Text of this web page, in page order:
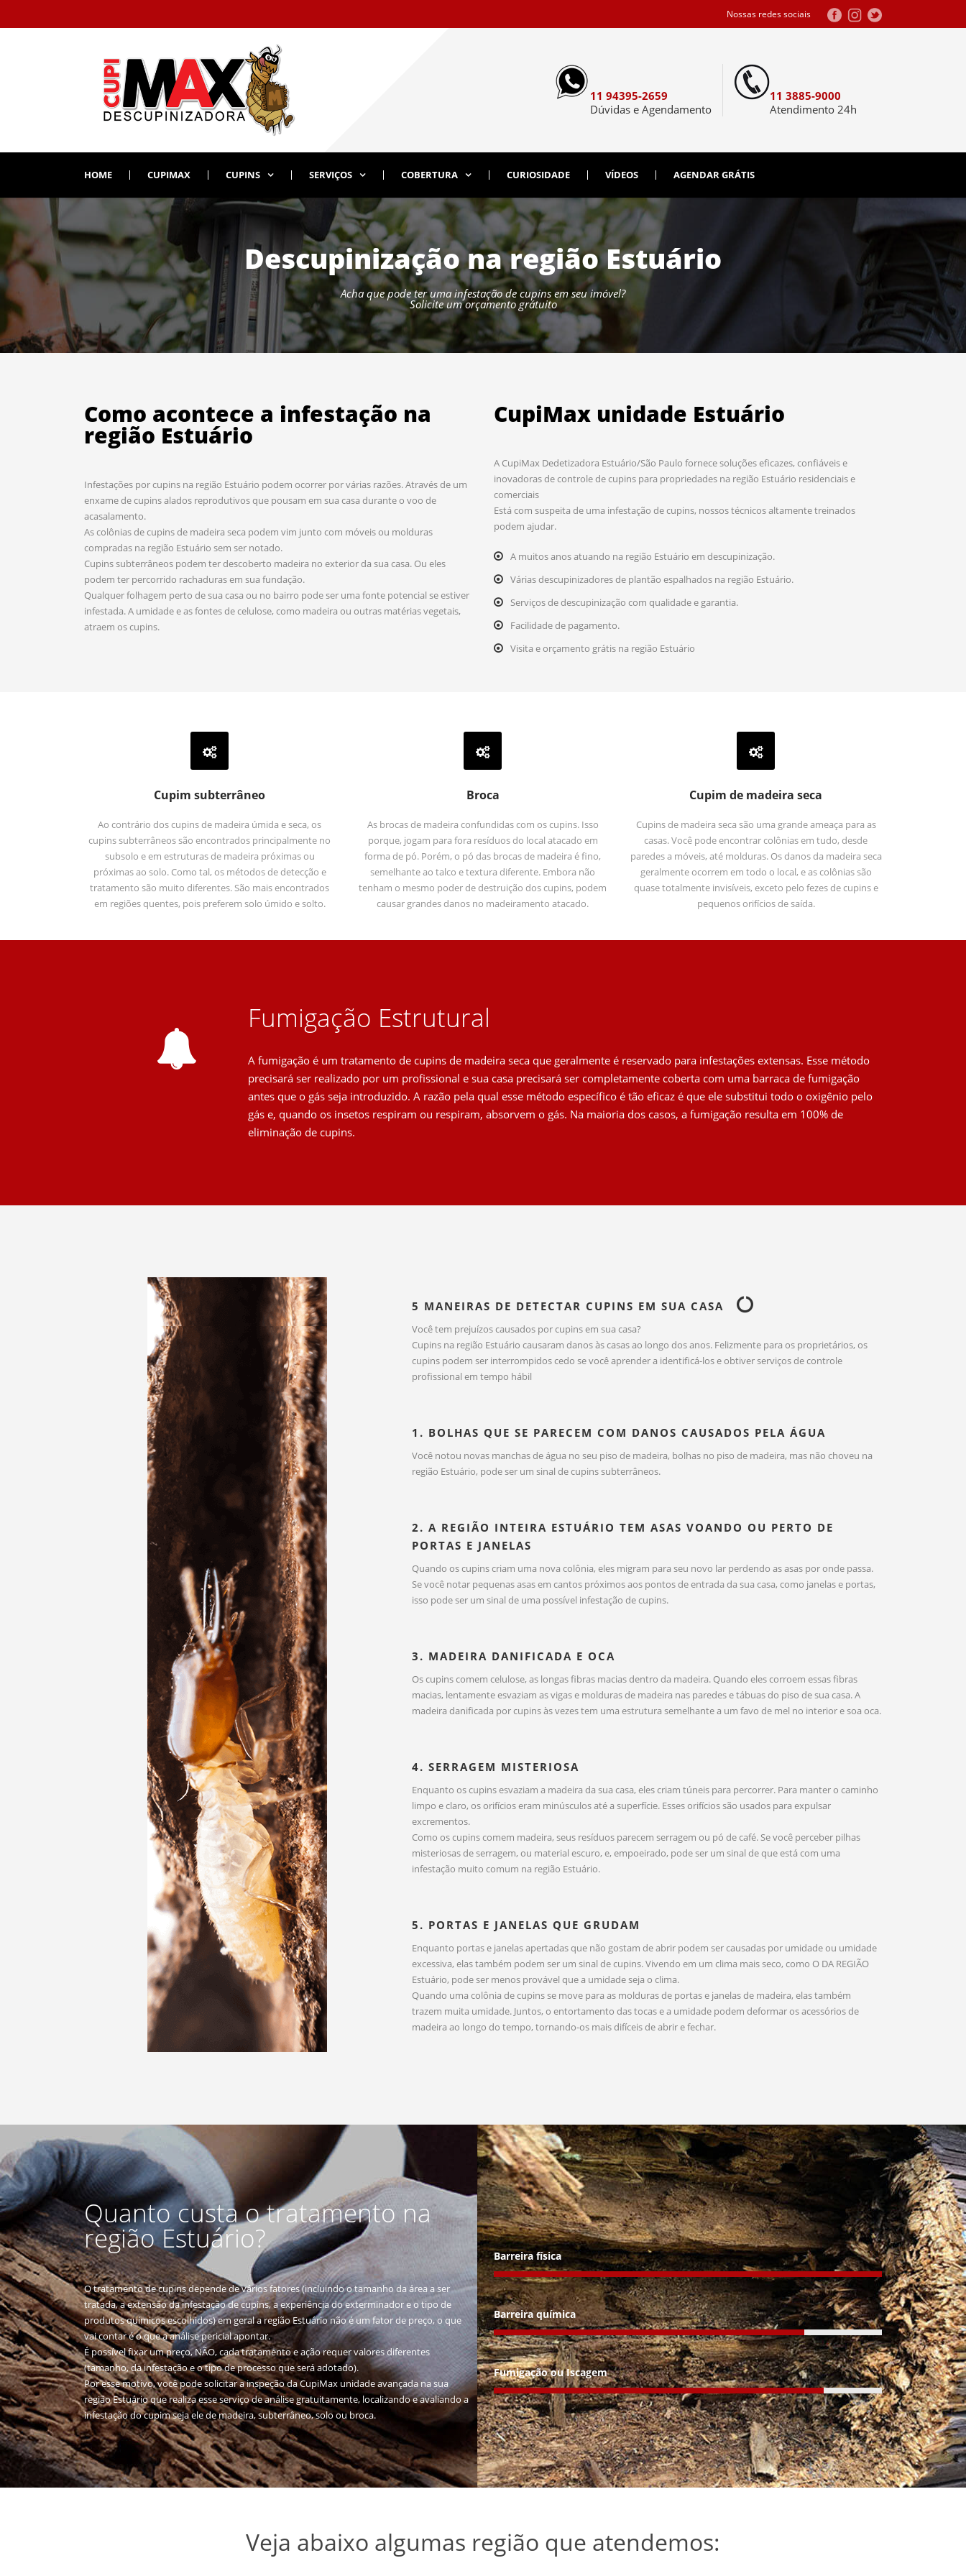
Nossas redes sociais
11 94395-2659
Dúvidas e Agendamento
11 3885-9000
Atendimento 24h
HOME CUPIMAX CUPINS SERVIÇOS COBERTURA CURIOSIDADE VÍDEOS AGENDAR GRÁTIS
Descupinização na região Estuário
Acha que pode ter uma infestação de cupins em seu imóvel?
Solicite um orçamento grátuito
Como acontece a infestação na
região Estuário
Infestações por cupins na região Estuário podem ocorrer por várias razões. Através de um
enxame de cupins alados reprodutivos que pousam em sua casa durante o voo de
acasalamento.
As colônias de cupins de madeira seca podem vim junto com móveis ou molduras
compradas na região Estuário sem ser notado.
Cupins subterrâneos podem ter descoberto madeira no exterior da sua casa. Ou eles
podem ter percorrido rachaduras em sua fundação.
Qualquer folhagem perto de sua casa ou no bairro pode ser uma fonte potencial se estiver
infestada. A umidade e as fontes de celulose, como madeira ou outras matérias vegetais,
atraem os cupins.
CupiMax unidade Estuário
A CupiMax Dedetizadora Estuário/São Paulo fornece soluções eficazes, confiáveis e
inovadoras de controle de cupins para propriedades na região Estuário residenciais e
comerciais
Está com suspeita de uma infestação de cupins, nossos técnicos altamente treinados
podem ajudar.
A muitos anos atuando na região Estuário em descupinização.
Várias descupinizadores de plantão espalhados na região Estuário.
Serviços de descupinização com qualidade e garantia.
Facilidade de pagamento.
Visita e orçamento grátis na região Estuário
Cupim subterrâneo
Ao contrário dos cupins de madeira úmida e seca, os
cupins subterrâneos são encontrados principalmente no
subsolo e em estruturas de madeira próximas ou
próximas ao solo. Como tal, os métodos de detecção e
tratamento são muito diferentes. São mais encontrados
em regiões quentes, pois preferem solo úmido e solto.
Broca
As brocas de madeira confundidas com os cupins. Isso
porque, jogam para fora resíduos do local atacado em
forma de pó. Porém, o pó das brocas de madeira é fino,
semelhante ao talco e textura diferente. Embora não
tenham o mesmo poder de destruição dos cupins, podem
causar grandes danos no madeiramento atacado.
Cupim de madeira seca
Cupins de madeira seca são uma grande ameaça para as
casas. Você pode encontrar colônias em tudo, desde
paredes a móveis, até molduras. Os danos da madeira seca
geralmente ocorrem em todo o local, e as colônias são
quase totalmente invisíveis, exceto pelo fezes de cupins e
pequenos orifícios de saída.
Fumigação Estrutural
A fumigação é um tratamento de cupins de madeira seca que geralmente é reservado para infestações extensas. Esse método
precisará ser realizado por um profissional e sua casa precisará ser completamente coberta com uma barraca de fumigação
antes que o gás seja introduzido. A razão pela qual esse método específico é tão eficaz é que ele substitui todo o oxigênio pelo
gás e, quando os insetos respiram ou respiram, absorvem o gás. Na maioria dos casos, a fumigação resulta em 100% de
eliminação de cupins.
5 MANEIRAS DE DETECTAR CUPINS EM SUA CASA
Você tem prejuízos causados por cupins em sua casa?
Cupins na região Estuário causaram danos às casas ao longo dos anos. Felizmente para os proprietários, os
cupins podem ser interrompidos cedo se você aprender a identificá-los e obtiver serviços de controle
profissional em tempo hábil
1. BOLHAS QUE SE PARECEM COM DANOS CAUSADOS PELA ÁGUA
Você notou novas manchas de água no seu piso de madeira, bolhas no piso de madeira, mas não choveu na
região Estuário, pode ser um sinal de cupins subterrâneos.
2. A REGIÃO INTEIRA ESTUÁRIO TEM ASAS VOANDO OU PERTO DE
PORTAS E JANELAS
Quando os cupins criam uma nova colônia, eles migram para seu novo lar perdendo as asas por onde passa.
Se você notar pequenas asas em cantos próximos aos pontos de entrada da sua casa, como janelas e portas,
isso pode ser um sinal de uma possível infestação de cupins.
3. MADEIRA DANIFICADA E OCA
Os cupins comem celulose, as longas fibras macias dentro da madeira. Quando eles corroem essas fibras
macias, lentamente esvaziam as vigas e molduras de madeira nas paredes e tábuas do piso de sua casa. A
madeira danificada por cupins às vezes tem uma estrutura semelhante a um favo de mel no interior e soa oca.
4. SERRAGEM MISTERIOSA
Enquanto os cupins esvaziam a madeira da sua casa, eles criam túneis para percorrer. Para manter o caminho
limpo e claro, os orifícios eram minúsculos até a superfície. Esses orifícios são usados para expulsar
excrementos.
Como os cupins comem madeira, seus resíduos parecem serragem ou pó de café. Se você perceber pilhas
misteriosas de serragem, ou material escuro, e, empoeirado, pode ser um sinal de que está com uma
infestação muito comum na região Estuário.
5. PORTAS E JANELAS QUE GRUDAM
Enquanto portas e janelas apertadas que não gostam de abrir podem ser causadas por umidade ou umidade
excessiva, elas também podem ser um sinal de cupins. Vivendo em um clima mais seco, como O DA REGIÃO
Estuário, pode ser menos provável que a umidade seja o clima.
Quando uma colônia de cupins se move para as molduras de portas e janelas de madeira, elas também
trazem muita umidade. Juntos, o entortamento das tocas e a umidade podem deformar os acessórios de
madeira ao longo do tempo, tornando-os mais difíceis de abrir e fechar.
Quanto custa o tratamento na
região Estuário?
O tratamento de cupins depende de vários fatores (incluindo o tamanho da área a ser
tratada, a extensão da infestação de cupins, a experiência do exterminador e o tipo de
produtos químicos escolhidos) em geral a região Estuário não é um fator de preço, o que
vai contar é o que a análise pericial apontar.
É possível fixar um preço, NÃO, cada tratamento e ação requer valores diferentes
(tamanho, da infestação e o tipo de processo que será adotado).
Por esse motivo, você pode solicitar a inspeção da CupiMax unidade avançada na sua
região Estuário que realiza esse serviço de análise gratuitamente, localizando e avaliando a
infestação do cupim seja ele de madeira, subterrâneo, solo ou broca.
Barreira física
Barreira química
Fumigação ou Iscagem
Veja abaixo algumas região que atendemos: